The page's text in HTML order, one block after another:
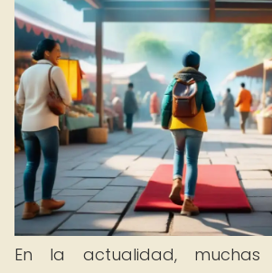
En la actualidad, muchas